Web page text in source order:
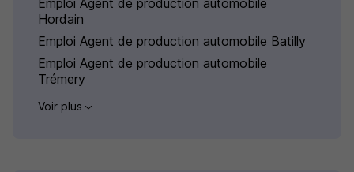
Emploi Agent de production automobile
Hordain
Emploi Agent de production automobile Batilly
Emploi Agent de production automobile
Trémery
Voir plus